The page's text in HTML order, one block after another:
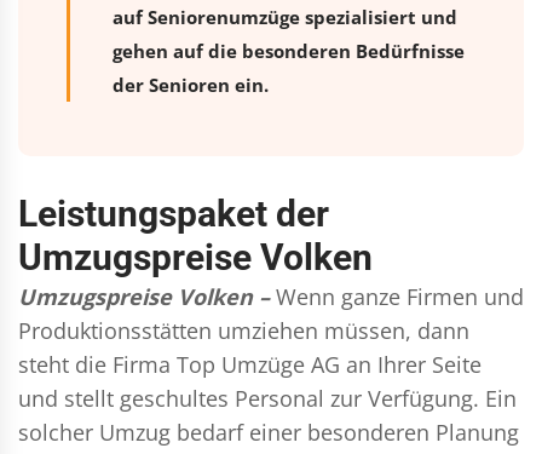
auf Seniorenumzüge spezialisiert und
gehen auf die besonderen Bedürfnisse
der Senioren ein.
Leistungspaket der
Umzugspreise Volken
Umzugspreise Volken – Wenn ganze Firmen und
Produktionsstätten umziehen müssen, dann
steht die Firma Top Umzüge AG an Ihrer Seite
und stellt geschultes Personal zur Verfügung. Ein
solcher Umzug bedarf einer besonderen Planung